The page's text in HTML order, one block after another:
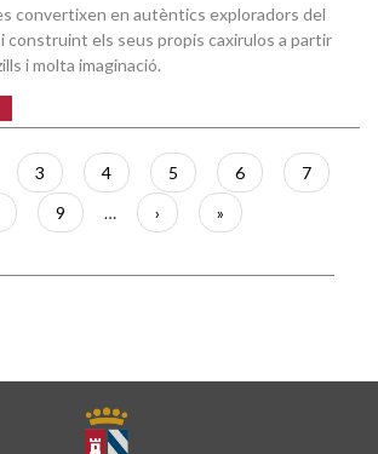
convertixen en autèntics exploradors del
construint els seus propis caxirulos a partir
i molta imaginació.
Pàgina
3 Pàgina
4 Pàgina
5 Pàgina
6 Pàgina
7
Pàgina
9 …
Pàgina
següent
›
Última
pàgina
»